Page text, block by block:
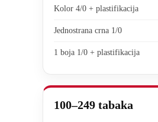
Kolor 4/0 + plastifikacija
Jednostrana crna 1/0
1 boja 1/0 + plastifikacija
100–249 tabaka